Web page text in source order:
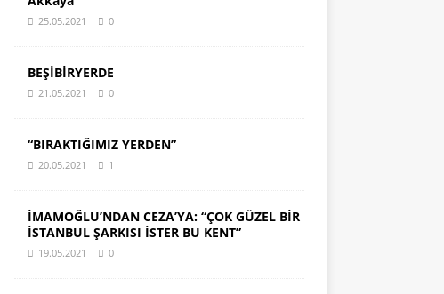
25.05.2021 0
BEŞİBİRYERDE
21.05.2021 0
“BIRAKTIĞIMIZ YERDEN”
20.05.2021 1
İMAMOĞLU’NDAN CEZA’YA: “ÇOK GÜZEL BİR
İSTANBUL ŞARKISI İSTER BU KENT”
19.05.2021 0